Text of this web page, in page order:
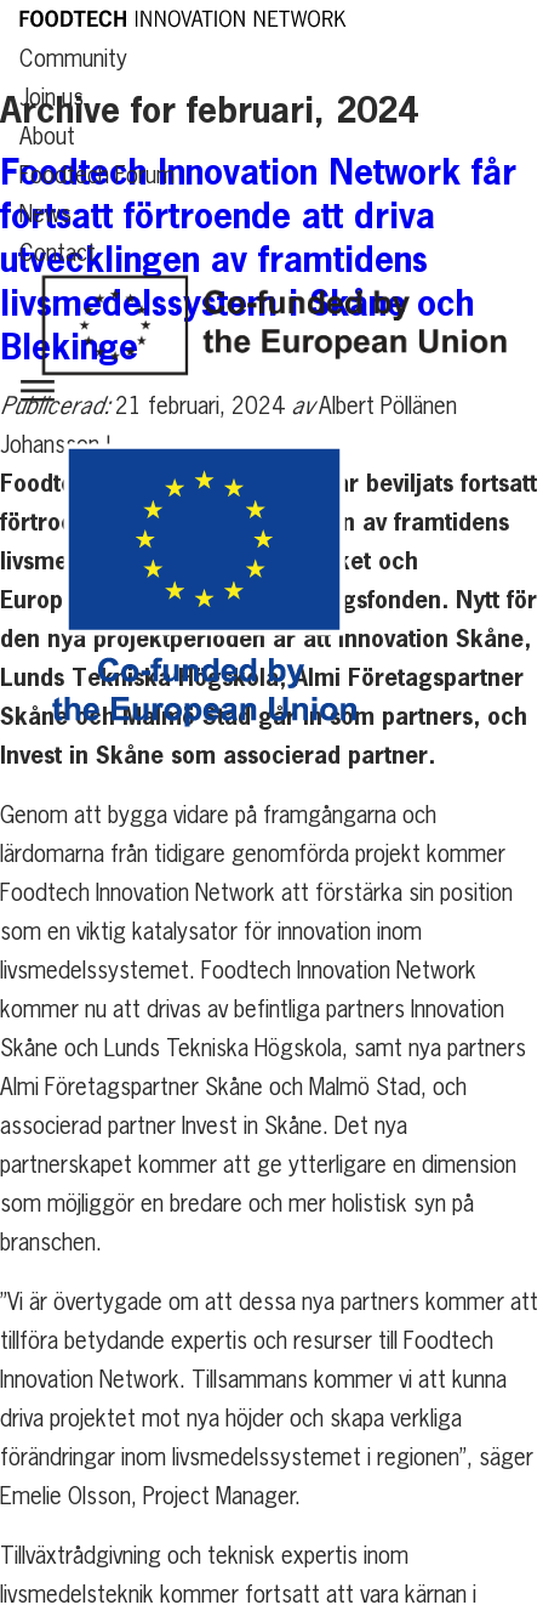
Community
Join us
About
Foodtech Forum
News
Contact
Archive for februari, 2024
Foodtech Innovation Network får
fortsatt förtroende att driva
utvecklingen av framtidens
livsmedelssystem i Skåne och
Blekinge
Publicerad:21 februari, 2024 avAlbert Pöllänen
Johansson |
Foodtech Innovation Network har beviljats fortsatt
förtroende att driva utvecklingen av framtidens
livsmedelssystem av Tillväxtverket och
Europeiska Regionala Utvecklingsfonden. Nytt för
den nya projektperioden är att Innovation Skåne,
Lunds Tekniska Högskola, Almi Företagspartner
Skåne och Malmö Stad går in som partners, och
Invest in Skåne som associerad partner.
Genom att bygga vidare på framgångarna och
lärdomarna från tidigare genomförda projekt kommer
Foodtech Innovation Network att förstärka sin position
som en viktig katalysator för innovation inom
livsmedelssystemet. Foodtech Innovation Network
kommer nu att drivas av befintliga partners Innovation
Skåne och Lunds Tekniska Högskola, samt nya partners
Almi Företagspartner Skåne och Malmö Stad, och
associerad partner Invest in Skåne. Det nya
partnerskapet kommer att ge ytterligare en dimension
som möjliggör en bredare och mer holistisk syn på
branschen.
”Vi är övertygade om att dessa nya partners kommer att
tillföra betydande expertis och resurser till Foodtech
Innovation Network. Tillsammans kommer vi att kunna
driva projektet mot nya höjder och skapa verkliga
förändringar inom livsmedelssystemet i regionen”, säger
Emelie Olsson, Project Manager.
Tillväxtrådgivning och teknisk expertis inom
livsmedelsteknik kommer fortsatt att vara kärnan i